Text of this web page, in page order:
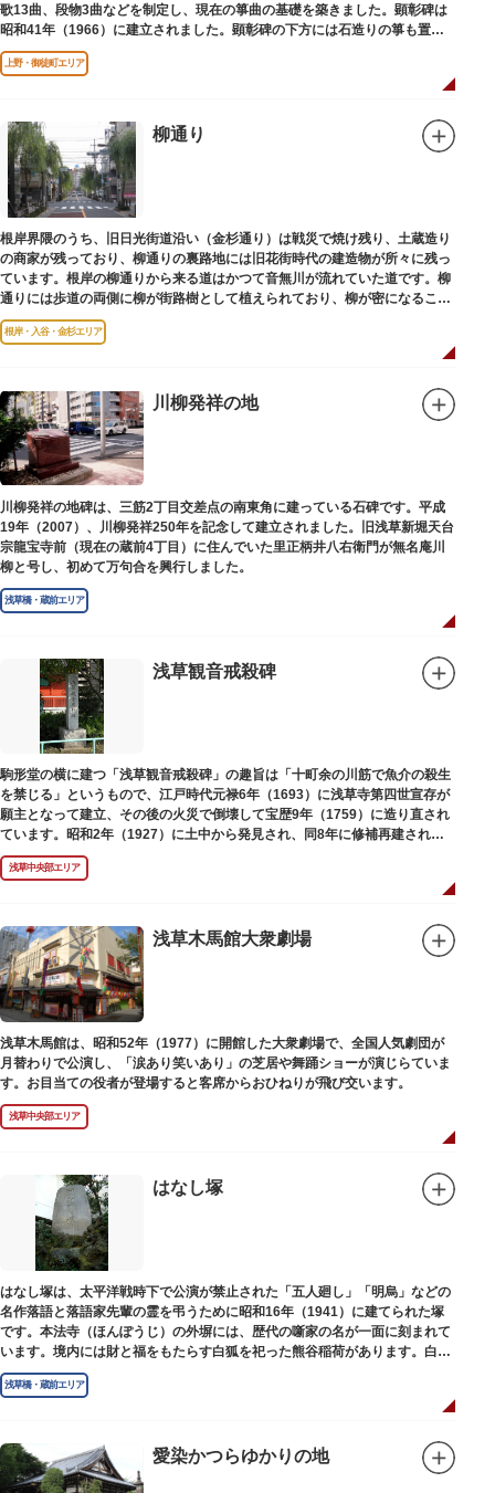
歌13曲、段物3曲などを制定し、現在の箏曲の基礎を築きました。顕彰碑は
昭和41年（1966）に建立されました。顕彰碑の下方には石造りの箏も置か
れています。
上野・御徒町エリア
柳通り
根岸界隈のうち、旧日光街道沿い（金杉通り）は戦災で焼け残り、土蔵造り
の商家が残っており、柳通りの裏路地には旧花街時代の建造物が所々に残っ
ています。根岸の柳通りから来る道はかつて音無川が流れていた道です。柳
通りには歩道の両側に柳が街路樹として植えられており、柳が密になるこの
通りがかつて花街のあった界隈です。
根岸・入谷・金杉エリア
川柳発祥の地
川柳発祥の地碑は、三筋2丁目交差点の南東角に建っている石碑です。平成
19年（2007）、川柳発祥250年を記念して建立されました。旧浅草新堀天台
宗龍宝寺前（現在の蔵前4丁目）に住んでいた里正柄井八右衛門が無名庵川
柳と号し、初めて万句合を興行しました。
浅草橋・蔵前エリア
浅草観音戒殺碑
駒形堂の横に建つ「浅草観音戒殺碑」の趣旨は「十町余の川筋で魚介の殺生
を禁じる」というもので、江戸時代元禄6年（1693）に浅草寺第四世宣存が
願主となって建立、その後の火災で倒壊して宝歴9年（1759）に造り直され
ています。昭和2年（1927）に土中から発見され、同8年に修補再建された
碑がどちらのものであるかは不明です。
浅草中央部エリア
浅草木馬館大衆劇場
浅草木馬館は、昭和52年（1977）に開館した大衆劇場で、全国人気劇団が
月替わりで公演し、「涙あり笑いあり」の芝居や舞踊ショーが演じらていま
す。お目当ての役者が登場すると客席からおひねりが飛び交います。
浅草中央部エリア
はなし塚
はなし塚は、太平洋戦時下で公演が禁止された「五人廻し」「明烏」などの
名作落語と落語家先輩の霊を弔うために昭和16年（1941）に建てられた塚
です。本法寺（ほんぽうじ）の外塀には、歴代の噺家の名が一面に刻まれて
います。境内には財と福をもたらす白狐を祀った熊谷稲荷があります。白狐
を祀った稲荷は全国に2ケ所しかない非常に珍しいものです。
浅草橋・蔵前エリア
愛染かつらゆかりの地